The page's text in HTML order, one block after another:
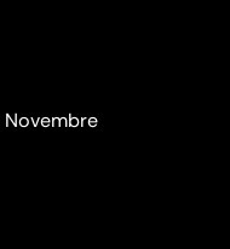
Novembre